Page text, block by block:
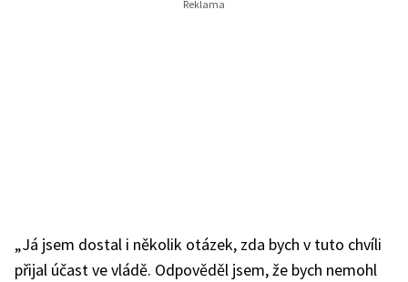
„Já jsem dostal i několik otázek, zda bych v tuto chvíli
přijal účast ve vládě. Odpověděl jsem, že bych nemohl